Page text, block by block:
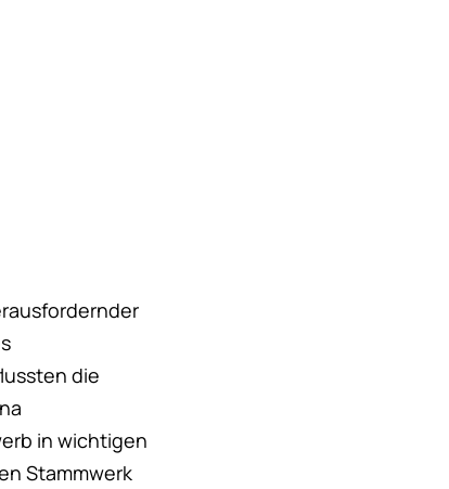
die
in wichtigen
Stammwerk